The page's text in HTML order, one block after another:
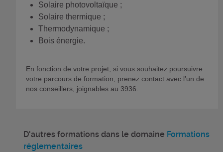
Solaire photovoltaïque ;
Solaire thermique ;
Thermodynamique ;
Bois énergie.
En fonction de votre projet, si vous souhaitez poursuivre
votre parcours de formation, prenez contact avec l’un de
nos conseillers, joignables au 3936.
D'autres formations dans le domaine Formations
réglementaires